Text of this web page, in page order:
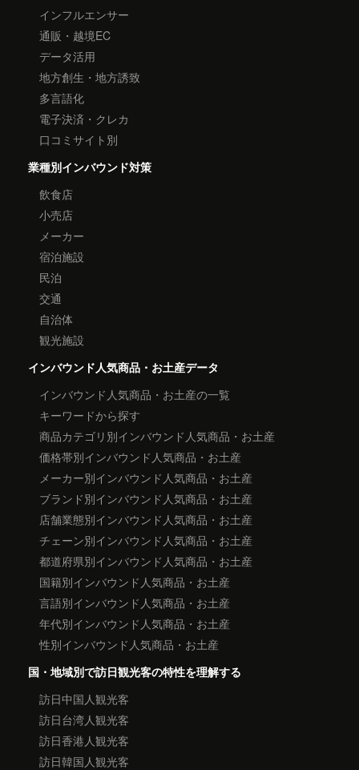
インフルエンサー
通販・越境EC
データ活用
地方創生・地方誘致
多言語化
電子決済・クレカ
口コミサイト別
業種別インバウンド対策
飲食店
小売店
メーカー
宿泊施設
民泊
交通
自治体
観光施設
インバウンド人気商品・お土産データ
インバウンド人気商品・お土産の一覧
キーワードから探す
商品カテゴリ別インバウンド人気商品・お土産
価格帯別インバウンド人気商品・お土産
メーカー別インバウンド人気商品・お土産
ブランド別インバウンド人気商品・お土産
店舗業態別インバウンド人気商品・お土産
チェーン別インバウンド人気商品・お土産
都道府県別インバウンド人気商品・お土産
国籍別インバウンド人気商品・お土産
言語別インバウンド人気商品・お土産
年代別インバウンド人気商品・お土産
性別インバウンド人気商品・お土産
国・地域別で訪日観光客の特性を理解する
訪日中国人観光客
訪日台湾人観光客
訪日香港人観光客
訪日韓国人観光客